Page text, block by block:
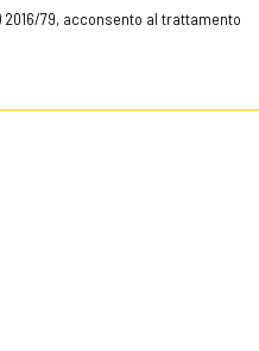
2016/79, acconsento al trattamento